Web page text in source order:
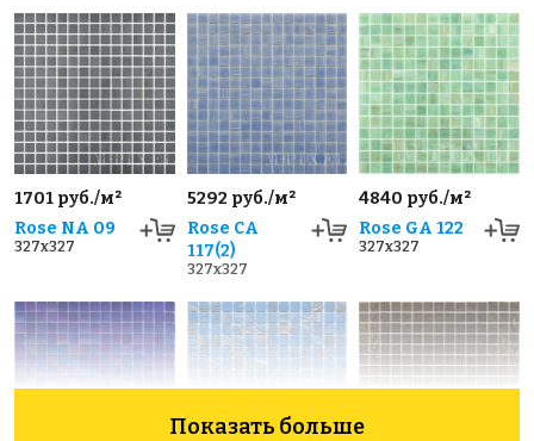
1701 руб./м²
Rose NA 09
327x327
5292 руб./м²
Rose CA
117(2)
327x327
4840 руб./м²
Rose GA 122
327x327
Показать больше